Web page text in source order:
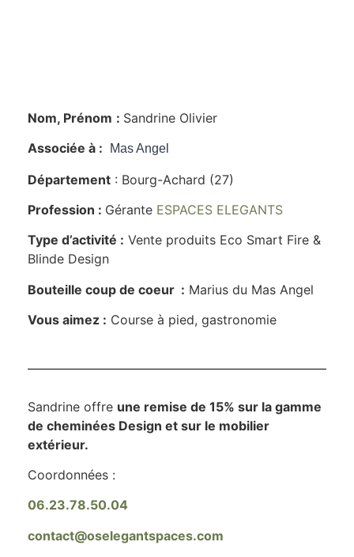
Nom, Prénom : Sandrine Olivier
Associée à :
Mas Angel
Département : Bourg-Achard (27)
Profession : Gérante ESPACES ELEGANTS
Type d’activité : Vente produits Eco Smart Fire &
Blinde Design
Bouteille coup de coeur : Marius du Mas Angel
Vous aimez : Course à pied, gastronomie
Sandrine offre une remise de 15% sur la gamme
de cheminées Design et sur le mobilier
extérieur.
Coordonnées :
06.23.78.50.04
contact@oselegantspaces.com